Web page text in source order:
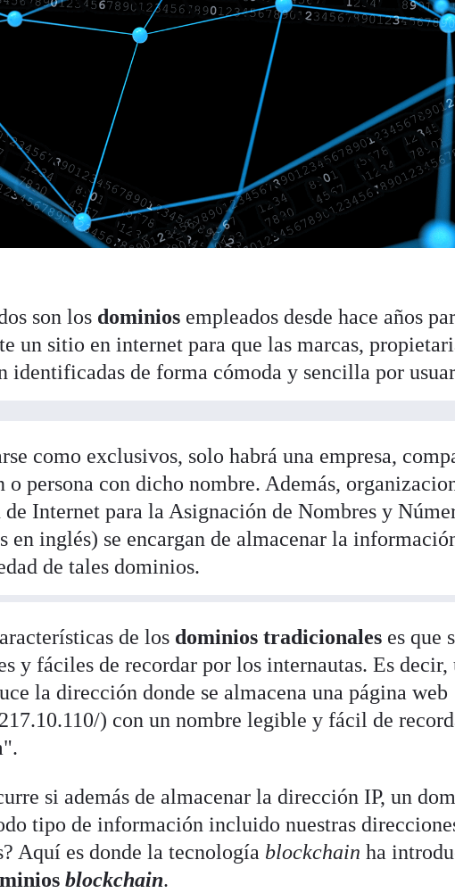
son los dominios empleados desde hace años
un sitio en internet para que las marcas,
identificadas de forma cómoda y sencilla por
como exclusivos, solo habrá una empresa,
o persona con dicho nombre. Además,
Internet para la Asignación de Nombres y
en inglés) se encargan de almacenar la
de tales dominios.
de los dominios tradicionales es que
y fáciles de recordar por los internautas. Es
la dirección donde se almacena una página web
) con un nombre legible y fácil de
si además de almacenar la dirección IP, un
tipo de información incluido nuestras
Aquí es donde la tecnología blockchainha
blockchain.